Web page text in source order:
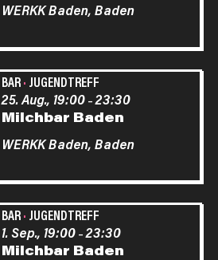
WERKK Baden, Baden
BAR· JUGENDTREFF
Milchbar Baden
25. Aug., 19:00–23:30
WERKK Baden, Baden
BAR· JUGENDTREFF
Milchbar Baden
1. Sep., 19:00–23:30